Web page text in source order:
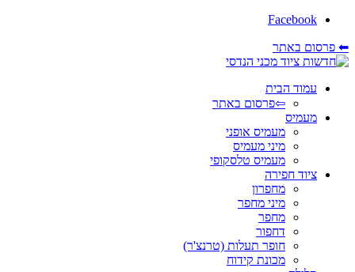
Facebook
⬅ פרסום באתר
עמוד הבית
⇦פרסום באתר
מעמיס
מעמיס אופני
מיני מעמיס
מעמיס טלסקופי
ציוד חפירה
מחפרון
מיני מחפר
מחפר
דחפור
חופר תעלות (טרנצ'ר)
מכונת קידוח